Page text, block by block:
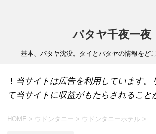
パタヤ千夜一夜
基本、パタヤ沈没。タイとパタヤの情報をど
！ 当サイトは広告を利用しています。
て当サイトに収益がもたらされること
HOME > ウドンタニー > ウドンタニーホテル >